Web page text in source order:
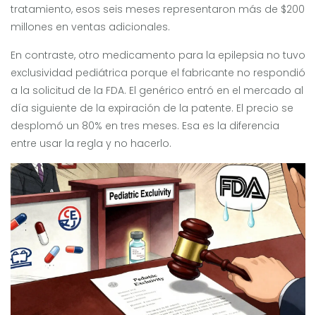
tratamiento, esos seis meses representaron más de $200
millones en ventas adicionales.
En contraste, otro medicamento para la epilepsia no tuvo
exclusividad pediátrica porque el fabricante no respondió
a la solicitud de la FDA. El genérico entró en el mercado al
día siguiente de la expiración de la patente. El precio se
desplomó un 80% en tres meses. Esa es la diferencia
entre usar la regla y no hacerlo.